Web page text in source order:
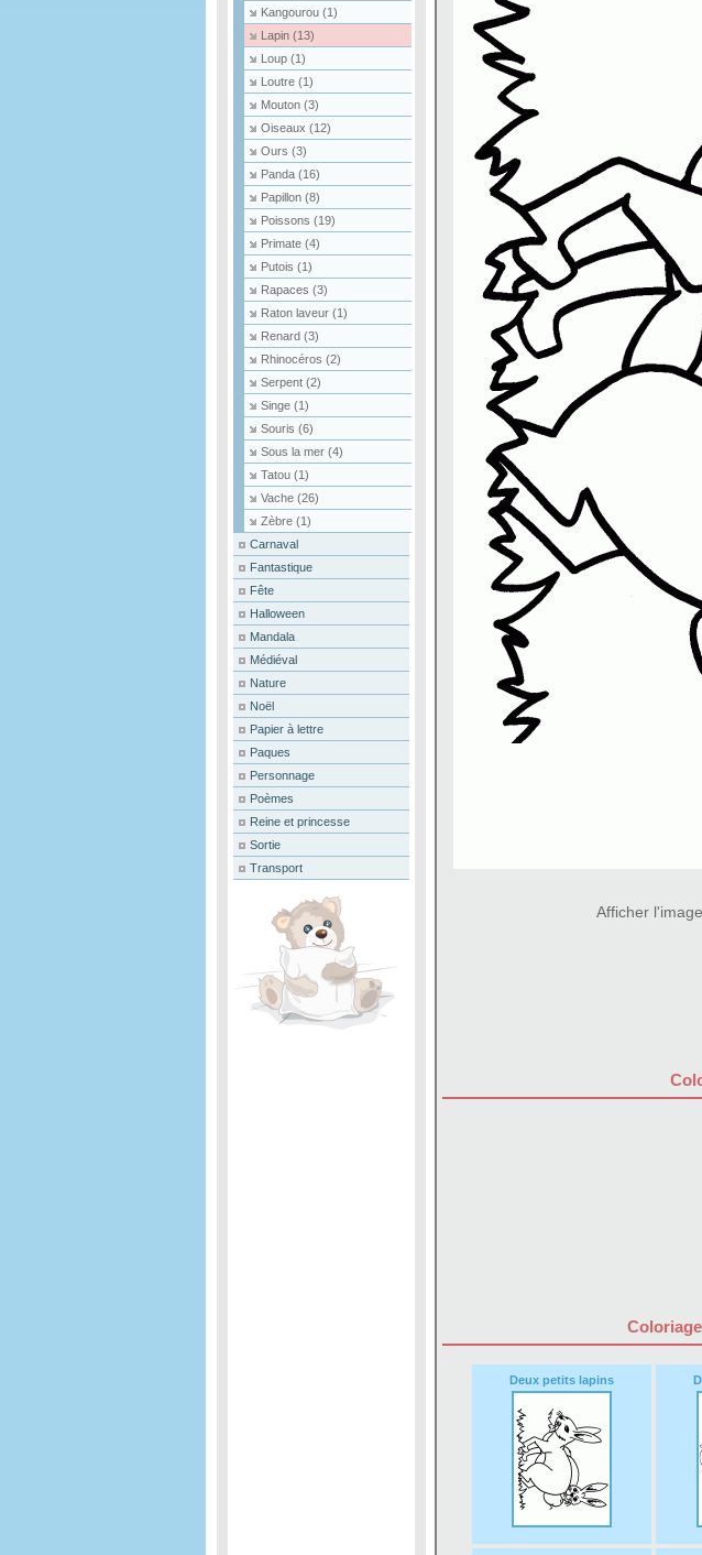
Kangourou (1)
Lapin (13)
Loup (1)
Loutre (1)
Mouton (3)
Oiseaux (12)
Ours (3)
Panda (16)
Papillon (8)
Poissons (19)
Primate (4)
Putois (1)
Rapaces (3)
Raton laveur (1)
Renard (3)
Rhinocéros (2)
Serpent (2)
Singe (1)
Souris (6)
Sous la mer (4)
Tatou (1)
Vache (26)
Zèbre (1)
Carnaval
Fantastique
Fête
Halloween
Mandala
Médiéval
Nature
Noël
Papier à lettre
Paques
Personnage
Poèmes
Reine et princesse
Sortie
Transport
Afficher
Deux petits lapins